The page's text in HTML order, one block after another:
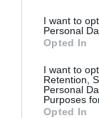
I want to
Personal
Opted In
I want to
Retention,
Personal
Purposes
Opted In
Scarica
MINISTERO
DECRETO 3